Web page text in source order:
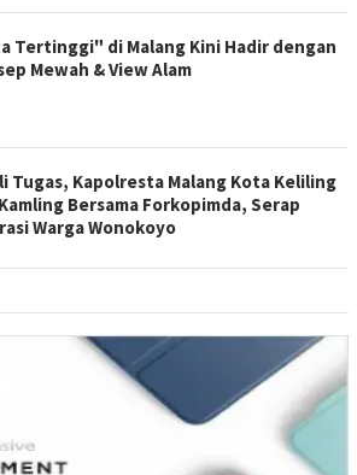
Tertinggi" di Malang Kini Hadir dengan
Mewah & View Alam
Tugas, Kapolresta Malang Kota Keliling
Bersama Forkopimda, Serap
Warga Wonokoyo